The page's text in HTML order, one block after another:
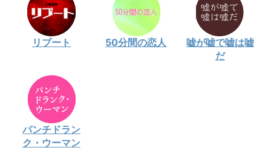
リブート 50分間の恋人
嘘が嘘で嘘は嘘
だ
パンチドラン
ク・ウーマン